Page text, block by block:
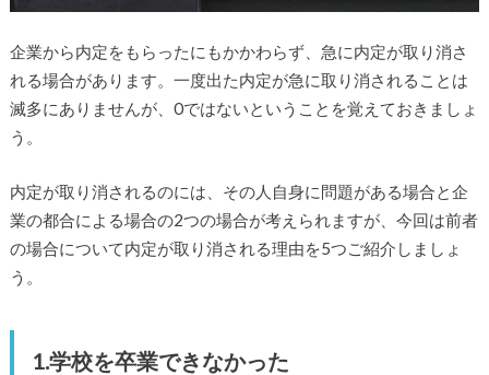
企業から内定をもらったにもかかわらず、急に内定が取り消さ
れる場合があります。一度出た内定が急に取り消されることは
滅多にありませんが、0ではないということを覚えておきましょ
う。
内定が取り消されるのには、その人自身に問題がある場合と企
業の都合による場合の2つの場合が考えられますが、今回は前者
の場合について内定が取り消される理由を5つご紹介しましょ
う。
1.学校を卒業できなかった